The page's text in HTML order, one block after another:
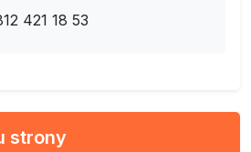
421 18 53
strony